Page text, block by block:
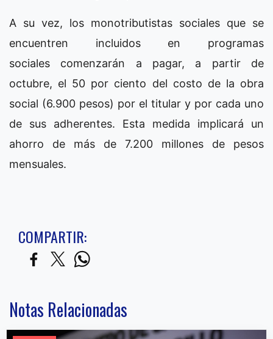
A su vez, los monotributistas sociales que se
encuentren incluidos en programas
sociales comenzarán a pagar, a partir de
octubre, el 50 por ciento del costo de la obra
social (6.900 pesos) por el titular y por cada uno
de sus adherentes. Esta medida implicará un
ahorro de más de 7.200 millones de pesos
mensuales.
COMPARTIR:
Notas Relacionadas